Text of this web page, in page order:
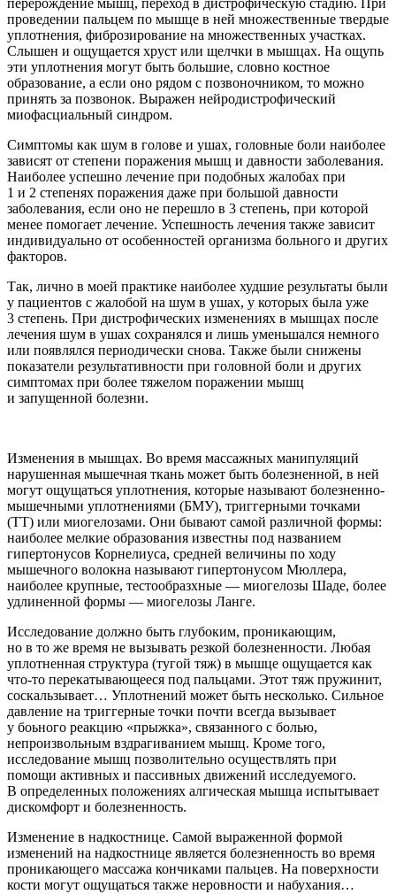
перерождение мышц, переход в дистрофическую стадию. При
проведении пальцем по мышце в ней множественные твердые
уплотнения, фиброзирование на множественных участках.
Слышен и ощущается хруст или щелчки в мышцах. На ощупь
эти уплотнения могут быть большие, словно костное
образование, а если оно рядом с позвоночником, то можно
принять за позвонок. Выражен нейродистрофический
миофасциальный синдром.
Симптомы как шум в голове и ушах, головные боли наиболее
зависят от степени поражения мышц и давности заболевания.
Наиболее успешно лечение при подобных жалобах при
1 и 2 степенях поражения даже при большой давности
заболевания, если оно не перешло в 3 степень, при которой
менее помогает лечение. Успешность лечения также зависит
индивидуально от особенностей организма больного и других
факторов.
Так, лично в моей практике наиболее худшие результаты были
у пациентов с жалобой на шум в ушах, у которых была уже
3 степень. При дистрофических изменениях в мышцах после
лечения шум в ушах сохранялся и лишь уменьшался немного
или появлялся периодически снова. Также были снижены
показатели результативности при головной боли и других
симптомах при более тяжелом поражении мышц
и запущенной болезни.
Изменения в мышцах. Во время массажных манипуляций
нарушенная мышечная ткань может быть болезненной, в ней
могут ощущаться уплотнения, которые называют болезненно-
мышечными уплотнениями (БМУ), триггерными точками
(ТТ) или миогелозами. Они бывают самой различной формы:
наиболее мелкие образования известны под названием
гипертонусов Корнелиуса, средней величины по ходу
мышечного волокна называют гипертонусом Мюллера,
наиболее крупные, тестообразхные — миогелозы Шаде, более
удлиненной формы — миогелозы Ланге.
Исследование должно быть глубоким, проникающим,
но в то же время не вызывать резкой болезненности. Любая
уплотненная структура (тугой тяж) в мышце ощущается как
что-то перекатывающееся под пальцами. Этот тяж пружинит,
соскальзывает… Уплотнений может быть несколько. Сильное
давление на триггерные точки почти всегда вызывает
у боьного реакцию «прыжка», связанного с болью,
непроизвольным вздрагиванием мышц. Кроме того,
исследование мышц позволительно осуществлять при
помощи активных и пассивных движений исследуемого.
В определенных положениях алгическая мышца испытывает
дискомфорт и болезненность.
Изменение в надкостнице. Самой выраженной формой
изменений на надкостнице является болезненность во время
проникающего массажа кончиками пальцев. На поверхности
кости могут ощущаться также неровности и набухания…